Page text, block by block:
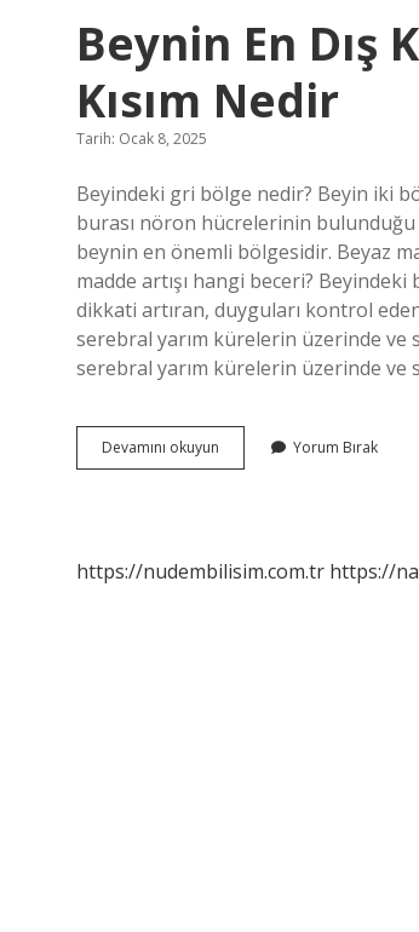
Beynin En Dış
Kısım Nedir
Tarih: Ocak 8, 2025
Beyindeki gri bölge nedir? Beyin iki
burası nöron hücrelerinin
beynin en önemli bölgesidir. Beyaz
madde artışı hangi beceri?
dikkati artıran, duyguları kontrol
serebral yarım kürelerin üzerinde
serebral yarım kürelerin üzerinde
Devamını okuyun
En
Gri
Yorum Bırak
https://nudembilisim.com.tr https://